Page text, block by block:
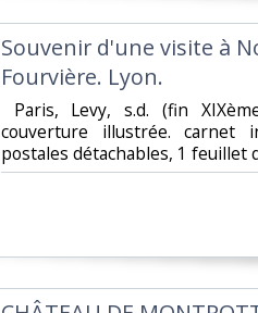
‎Souvenir d'une visite à
Fourvière. Lyon.‎
Paris, Levy, s.d. (fin
couverture illustrée.
postales détachables, 1 feuillet